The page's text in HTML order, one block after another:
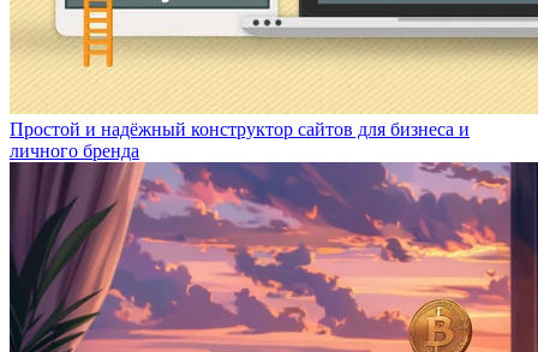
Простой и надёжный конструктор сайтов для бизнеса и
личного бренда